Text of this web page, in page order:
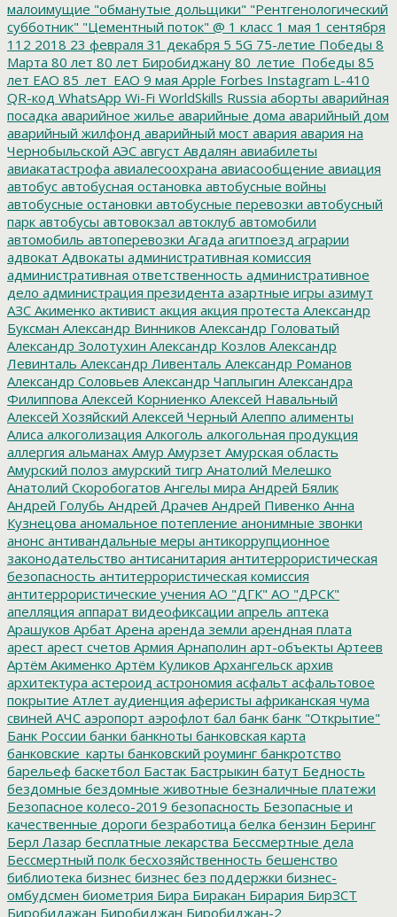
малоимущие "обманутые дольщики" "Рентгенологический
субботник" "Цементный поток" @ 1 класс 1 мая 1 сентября
112 2018 23 февраля 31 декабря 5 5G 75-летие Победы 8
Марта 80 лет 80 лет Биробиджану 80_летие_Победы 85
лет ЕАО 85_лет_ЕАО 9 мая Apple Forbes Instagram L-410
QR-код WhatsApp Wi-Fi WorldSkills Russia аборты аварийная
посадка аварийное жилье аварийные дома аварийный дом
аварийный жилфонд аварийный мост авария авария на
Чернобыльской АЭС август Авдалян авиабилеты
авиакатастрофа авиалесоохрана авиасообщение авиация
автобус автобусная остановка автобусные войны
автобусные остановки автобусные перевозки автобусный
парк автобусы автовокзал автоклуб автомобили
автомобиль автоперевозки Агада агитпоезд аграрии
адвокат Адвокаты административная комиссия
административная ответственность административное
дело администрация президента азартные игры азимут
АЗС Акименко активист акция акция протеста Александр
Буксман Александр Винников Александр Головатый
Александр Золотухин Александр Козлов Александр
Левинталь Александр Ливенталь Александр Романов
Александр Соловьев Александр Чаплыгин Александра
Филиппова Алексей Корниенко Алексей Навальный
Алексей Хозяйский Алексей Черный Алеппо алименты
Алиса алкоголизация Алкоголь алкогольная продукция
аллергия альманах Амур Амурзет Амурская область
Амурский полоз амурский тигр Анатолий Мелешко
Анатолий Скоробогатов Ангелы мира Андрей Бялик
Андрей Голубь Андрей Драчев Андрей Пивенко Анна
Кузнецова аномальное потепление анонимные звонки
анонс антивандальные меры антикоррупционное
законодательство антисанитария антитеррористическая
безопасность антитеррористическая комиссия
антитеррористические учения АО "ДГК" АО "ДРСК"
апелляция аппарат видеофиксации апрель аптека
Арашуков Арбат Арена аренда земли арендная плата
арест арест счетов Армия Арнаполин арт-объекты Артеев
Артём Акименко Артём Куликов Архангельск архив
архитектура астероид астрономия асфальт асфальтовое
покрытие Атлет аудиенция аферисты африканская чума
свиней АЧС аэропорт аэрофлот бал банк банк "Открытие"
Банк России банки банкноты банковская карта
банковские_карты банковский роуминг банкротство
барельеф баскетбол Бастак Бастрыкин батут Бедность
бездомные бездомные животные безналичные платежи
Безопасное колесо-2019 безопасность Безопасные и
качественные дороги безработица белка бензин Беринг
Берл Лазар бесплатные лекарства Бессмертные дела
Бессмертный полк бесхозяйственность бешенство
библиотека бизнес бизнес без поддержки бизнес-
омбудсмен биометрия Бира Биракан Бирария БирЗСТ
Биробидажан Биробиджан Биробиджан-2